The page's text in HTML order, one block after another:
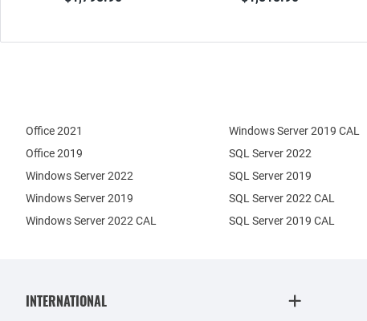
Office 2021
Office 2019
Windows Server 2022
Windows Server 2019
SQL Server 2022
SQL Server 2019
Windows Server 2022 CAL
Windows Server 2019 CAL
SQL Server 2022 CAL
SQL Server 2019 CAL
INTERNATIONAL